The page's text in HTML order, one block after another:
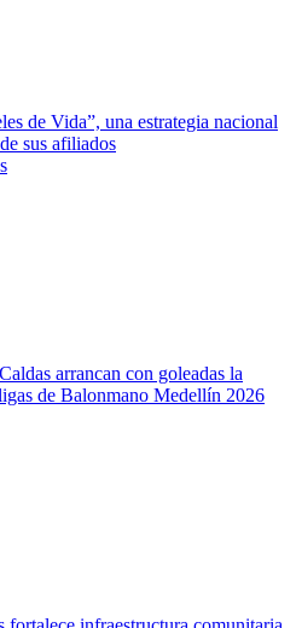
de Vida”, una estrategia nacional
sus afiliados
arrancan con goleadas la
de Balonmano Medellín 2026